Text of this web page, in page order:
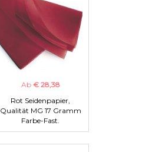
Ab € 28,38
Rot Seidenpapier,
Qualität MG 17 Gramm
Farbe-Fast.